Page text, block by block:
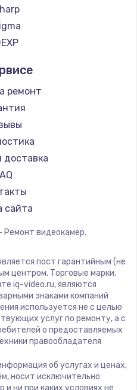
ремонт
доставка
сайта
Ремонт видеокамер.
пост гарантийным (не
центром. Торговые марки,
iq-video.ru, являются
знаками компаний
используется не с целью
услуг по ремонту, а с
о предоставляемых
правообладателя
об услугах и ценах,
носит исключительно
ни при каких условиях не